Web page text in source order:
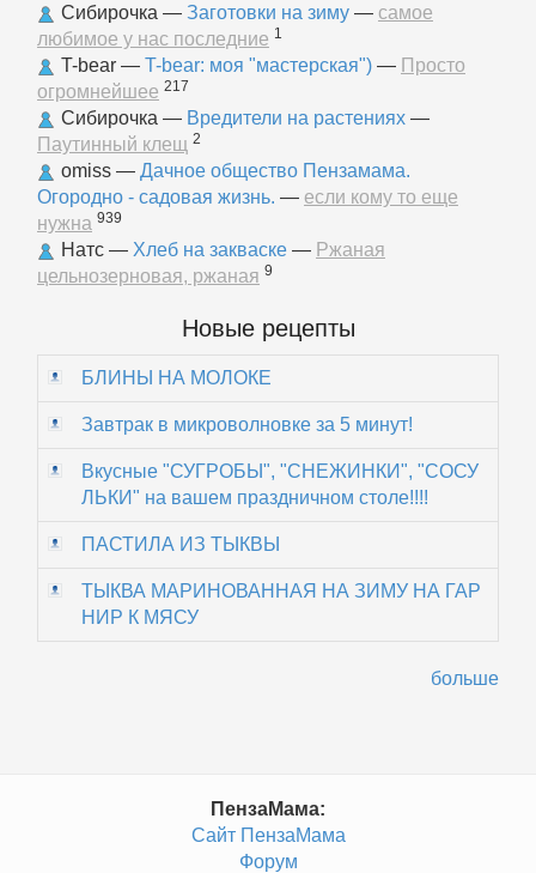
Сибирочка — Заготовки на зиму — самое
любимое у нас последние 1
T-bear — T-bear: моя "мастерская") — Просто
огромнейшее 217
Сибирочка — Вредители на растениях —
Паутинный клещ 2
omiss — Дачное общество Пензамама.
Огородно - садовая жизнь. — если кому то еще
нужна 939
Натс — Хлеб на закваске — Ржаная
цельнозерновая, ржаная 9
Новые рецепты
БЛИНЫ НА МОЛОКЕ
Завтрак в микроволновке за 5 минут!
Вкусные "СУГРОБЫ", "СНЕЖИНКИ", "СОСУ
ЛЬКИ" на вашем праздничном столе!!!!
ПАСТИЛА ИЗ ТЫКВЫ
ТЫКВА МАРИНОВАННАЯ НА ЗИМУ НА ГАР
НИР К МЯСУ
больше
ПензаМама:
Сайт ПензаМама
Форум